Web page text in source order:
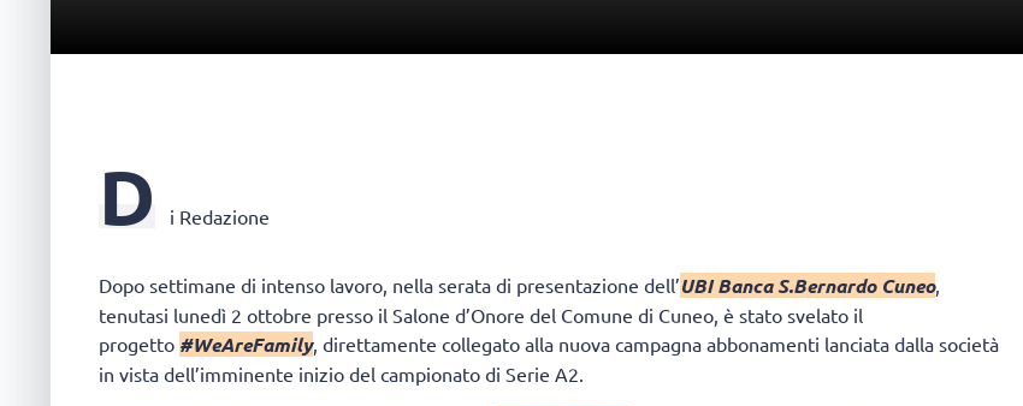
D i Redazione
Dopo settimane di intenso lavoro, nella serata di presentazione dell’UBI Banca S.Bernardo Cuneo,
tenutasi lunedì 2 ottobre presso il Salone d’Onore del Comune di Cuneo, è stato svelato il
progetto #WeAreFamily, direttamente collegato alla nuova campagna abbonamenti lanciata dalla società
in vista dell’imminente inizio del campionato di Serie A2.